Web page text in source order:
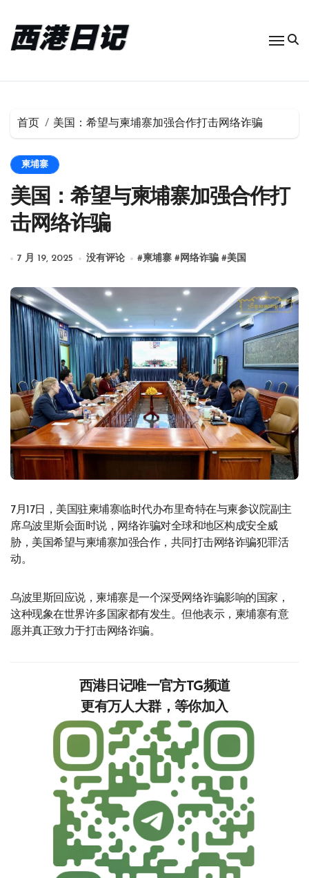
首页 美国：希望与柬埔寨加强合作打击网络诈骗
柬埔寨
美国：希望与柬埔寨加强合作打
击网络诈骗
7 月 19, 2025 没有评论 #柬埔寨 #网络诈骗 #美国
7月17日，美国驻柬埔寨临时代办布里奇特在与柬参议院副主
席乌波里斯会面时说，网络诈骗对全球和地区构成安全威
胁，美国希望与柬埔寨加强合作，共同打击网络诈骗犯罪活
动。
乌波里斯回应说，柬埔寨是一个深受网络诈骗影响的国家，
这种现象在世界许多国家都有发生。但他表示，柬埔寨有意
愿并真正致力于打击网络诈骗。
西港日记唯一官方TG频道
更有万人大群，等你加入‍‍‍‍‍‍‍‍‍‍‍‍‍